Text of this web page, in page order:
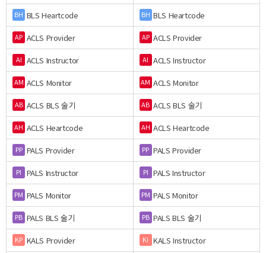
BH BLS Heartcode BH BLS Heartcode
AP ACLS Provider AP ACLS Provider
AI ACLS Instructor AI ACLS Instructor
AM ACLS Monitor AM ACLS Monitor
AB ACLS BLS 술기 AB ACLS BLS 술기
AH ACLS Heartcode AH ACLS Heartcode
PP PALS Provider PP PALS Provider
PI PALS Instructor PI PALS Instructor
PM PALS Monitor PM PALS Monitor
PB PALS BLS 술기 PB PALS BLS 술기
KP KALS Provider KI KALS Instructor